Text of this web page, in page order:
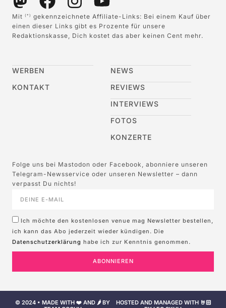
Mit (*)
gekennzeichnete Affiliate-Links: Bei einem Kauf über
einen dieser Links gibt es Prozente für unsere
Redaktionskasse, Dich kostet das aber keinen Cent mehr.
WERBEN
KONTAKT
NEWS
REVIEWS
INTERVIEWS
FOTOS
KONZERTE
Folge uns bei Mastodon oder Facebook, abonniere unseren
Telegram-Newsservice oder unseren Newsletter – dann
verpasst Du nichts!
Ich möchte den kostenlosen venue mag Newsletter bestellen,
ich kann das Abo jederzeit wieder kündigen. Die
Datenschutzerklärung habe ich zur Kenntnis genommen.
ABONNIEREN
© 2024 • MADE WITH ❤️ AND 🌶️ BY
HOSTED AND MANAGED WITH 🤘🏻